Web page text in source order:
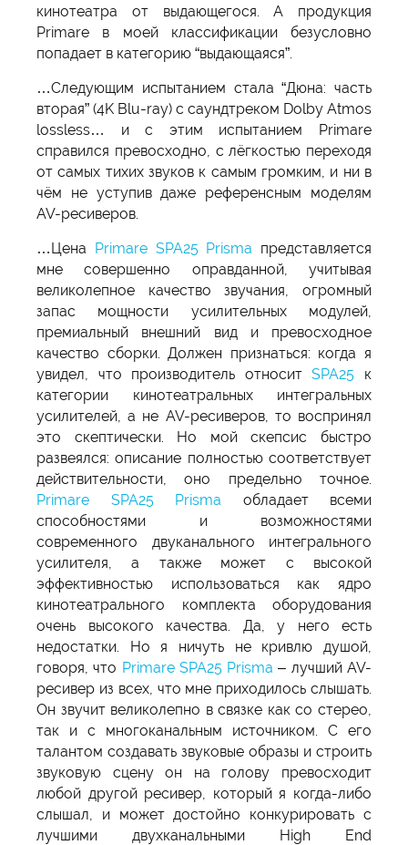
кинотеатра от выдающегося. А продукция
Primare в моей классификации безусловно
попадает в категорию “выдающаяся”.
…Следующим испытанием стала “Дюна: часть
вторая” (4K Blu-ray) с саундтреком Dolby Atmos
lossless… и с этим испытанием Primare
справился превосходно, с лёгкостью переходя
от самых тихих звуков к самым громким, и ни в
чём не уступив даже референсным моделям
AV-ресиверов.
…Цена Primare SPA25 Prisma представляется
мне совершенно оправданной, учитывая
великолепное качество звучания, огромный
запас мощности усилительных модулей,
премиальный внешний вид и превосходное
качество сборки. Должен признаться: когда я
увидел, что производитель относитSPA25 к
категории кинотеатральных интегральных
усилителей, а не AV-ресиверов, то воспринял
это скептически. Но мой скепсис быстро
развеялся: описание полностью соответствует
действительности, оно предельно точное.
Primare SPA25 Prisma обладает всеми
способностями и возможностями
современного двуканального интегрального
усилителя, а также может с высокой
эффективностью использоваться как ядро
кинотеатрального комплекта оборудования
очень высокого качества. Да, у него есть
недостатки. Но я ничуть не кривлю душой,
говоря, что Primare SPA25 Prisma – лучший AV-
ресивер из всех, что мне приходилось слышать.
Он звучит великолепно в связке как со стерео,
так и с многоканальным источником. С его
талантом создавать звуковые образы и строить
звуковую сцену он на голову превосходит
любой другой ресивер, который я когда-либо
слышал, и может достойно конкурировать с
лучшими двухканальными High End